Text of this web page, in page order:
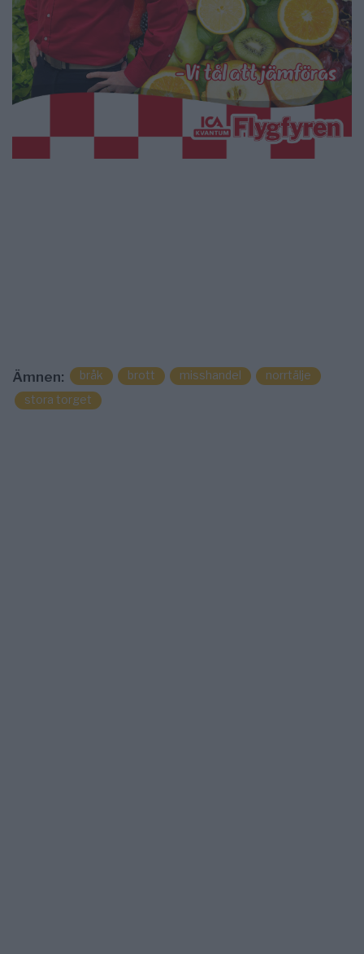
Ämnen: bråk brott misshandel
norrtälje
stora torget